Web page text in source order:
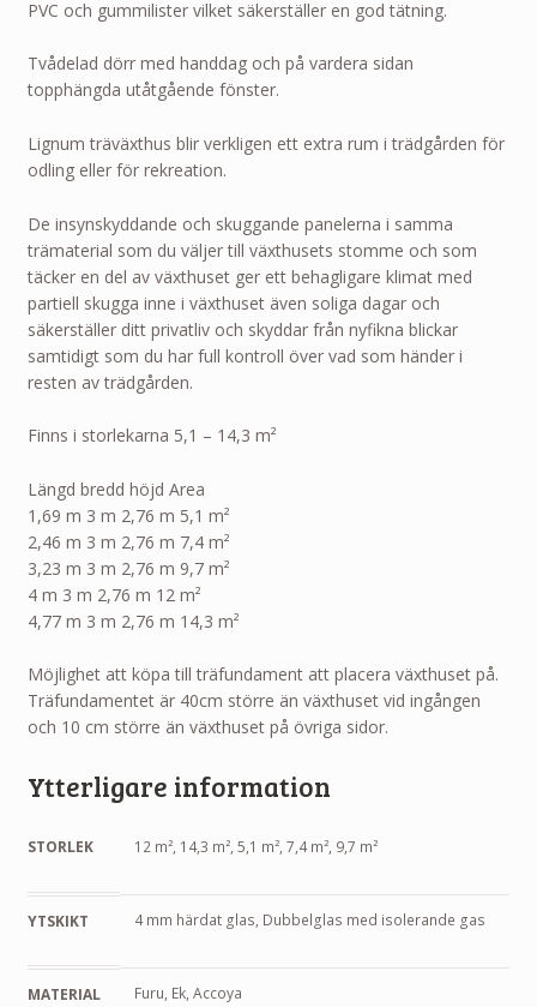
PVC och gummilister vilket säkerställer en god tätning.
Tvådelad dörr med handdag och på vardera sidan
topphängda utåtgående fönster.
Lignum träväxthus blir verkligen ett extra rum i trädgården för
odling eller för rekreation.
De insynskyddande och skuggande panelerna i samma
trämaterial som du väljer till växthusets stomme och som
täcker en del av växthuset ger ett behagligare klimat med
partiell skugga inne i växthuset även soliga dagar och
säkerställer ditt privatliv och skyddar från nyfikna blickar
samtidigt som du har full kontroll över vad som händer i
resten av trädgården.
Finns i storlekarna 5,1 – 14,3 m²
Längd bredd höjd Area
1,69 m 3 m 2,76 m 5,1 m²
2,46 m 3 m 2,76 m 7,4 m²
3,23 m 3 m 2,76 m 9,7 m²
4 m 3 m 2,76 m 12 m²
4,77 m 3 m 2,76 m 14,3 m²
Möjlighet att köpa till träfundament att placera växthuset på.
Träfundamentet är 40cm större än växthuset vid ingången
och 10 cm större än växthuset på övriga sidor.
Ytterligare information
STORLEK 12 m², 14,3 m², 5,1 m², 7,4 m², 9,7 m²
YTSKIKT 4 mm härdat glas, Dubbelglas med isolerande gas
MATERIAL Furu, Ek, Accoya